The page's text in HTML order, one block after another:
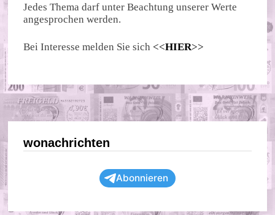
Jedes Thema darf unter Beachtung unserer Werte
angesprochen werden.
Bei Interesse melden Sie sich <<HIER>>
wonachrichten
Abonnieren